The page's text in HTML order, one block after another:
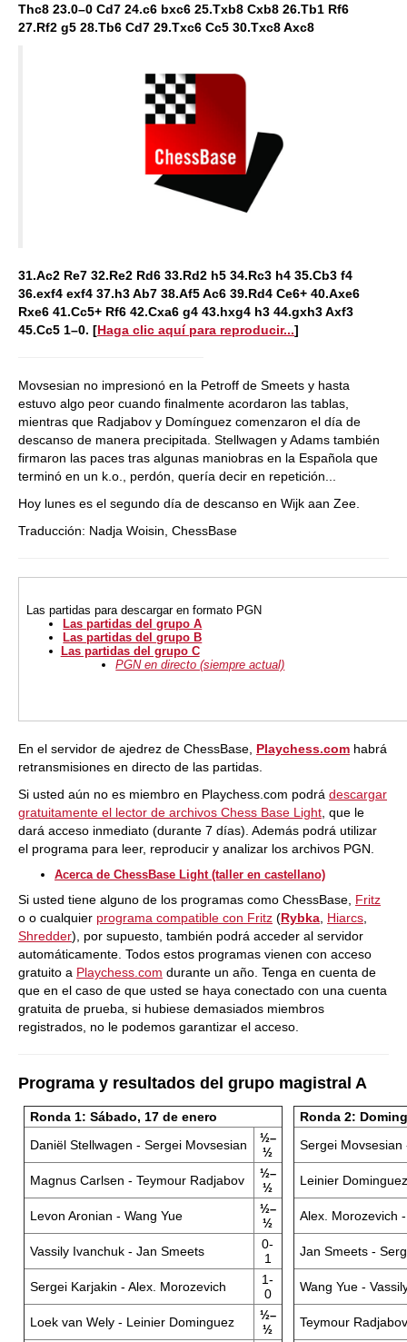
Thc8 23.0–0 Cd7 24.c6 bxc6 25.Txb8 Cxb8 26.Tb1 Rf6
27.Rf2 g5 28.Tb6 Cd7 29.Txc6 Cc5 30.Txc8 Axc8
31.Ac2 Re7 32.Re2 Rd6 33.Rd2 h5 34.Rc3 h4 35.Cb3 f4
36.exf4 exf4 37.h3 Ab7 38.Af5 Ac6 39.Rd4 Ce6+ 40.Axe6
Rxe6 41.Cc5+ Rf6 42.Cxa6 g4 43.hxg4 h3 44.gxh3 Axf3
45.Cc5 1–0. [Haga clic aquí para reproducir...]
Movsesian no impresionó en la Petroff de Smeets y hasta
estuvo algo peor cuando finalmente acordaron las tablas,
mientras que Radjabov y Domínguez comenzaron el día de
descanso de manera precipitada. Stellwagen y Adams también
firmaron las paces tras algunas maniobras en la Española que
terminó en un k.o., perdón, quería decir en repetición...
Hoy lunes es el segundo día de descanso en Wijk aan Zee.
Traducción: Nadja Woisin, ChessBase
Las partidaspara descargar en formato PGN
Las partidas del grupo A
Las partidas del grupo B
Las partidas del grupo C
PGN en directo (siempre actual)
En el servidor de ajedrez de ChessBase, Playchess.com habrá
retransmisiones en directo de las partidas.
Si usted aún no es miembro en Playchess.com podrá descargar
gratuitamente el lector de archivos Chess Base Light , que le
dará acceso inmediato (durante 7 días). Además podrá utilizar
el programa para leer, reproducir y analizar los archivos PGN.
Acerca de ChessBase Light (taller en castellano)
Si usted tiene alguno de los programas como ChessBase, Fritz
o o cualquier programa compatible con Fritz (Rybka Hiarcs
Shredder), por supuesto, también podrá acceder al servidor
automáticamente. Todos estos programas vienen con acceso
gratuito a Playchess.com durante un año. Tenga en cuenta de
que en el caso de que usted se haya conectado con una cuenta
gratuita de prueba, si hubiese demasiados miembros
registrados, no le podemos garantizar el acceso.
Programa y resultados del grupo magistral A
Ronda 1: Sábado, 17 de enero
Daniël Stellwagen - Sergei Movsesian
½–
½
Magnus Carlsen - Teymour Radjabov
½–
½
Levon Aronian - Wang Yue
½–
½
Vassily Ivanchuk - Jan Smeets
0-
1
Sergei Karjakin - Alex. Morozevich
1-
0
Loek van Wely - Leinier Dominguez
½–
½
Ronda 2:
Sergei Movsesian
Leinier
Alex. Morozevich
Jan Smeets -
Wang Yue -
Teymour